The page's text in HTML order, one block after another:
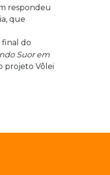
respondeu
que
final do
Suor em
projeto Vôlei